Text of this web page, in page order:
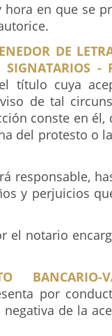
hora en que se
DE
-
título cuya
de tal
conste en
del protesto o
responsable,
y perjuicios
el notario
por
de la